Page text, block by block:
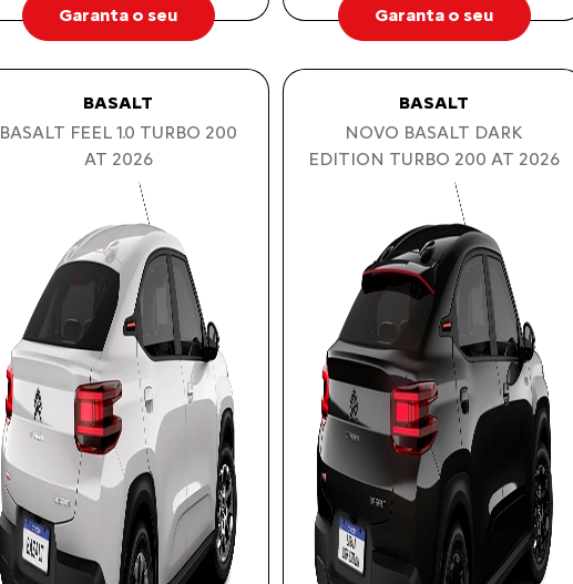
Garanta o seu Garanta o seu
BASALT
BASALT FEEL 1.0 TURBO 200
AT 2026
BASALT
NOVO BASALT DARK
EDITION TURBO 200 AT 2026